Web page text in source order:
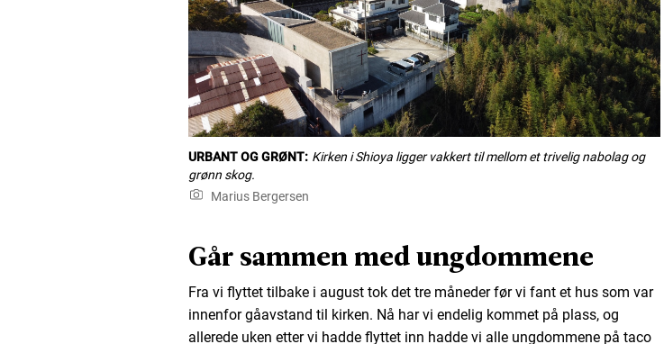
URBANT OG GRØNT: Kirken i Shioya ligger vakkert til mellom et trivelig nabolag og
grønn skog.
Marius Bergersen
Går sammen med ungdommene
Fra vi flyttet tilbake i august tok det tre måneder før vi fant et hus som var
innenfor gåavstand til kirken. Nå har vi endelig kommet på plass, og
allerede uken etter vi hadde flyttet inn hadde vi alle ungdommene på taco